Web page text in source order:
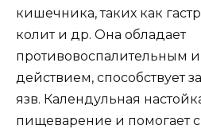
кишечника, таких как
колит и др. Она обладает
противовоспалительным
действием, способствует
язв. Календульная
пищеварение и помогает